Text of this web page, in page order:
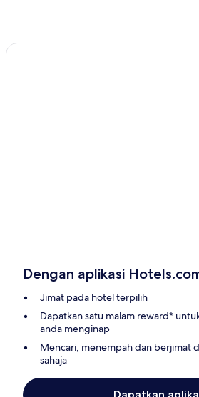
Dengan aplikasi
Jimat pada hotel terpilih
Dapatkan satu malam reward*
anda menginap
Mencari, menempah dan berjimat
sahaja
Dapatkan